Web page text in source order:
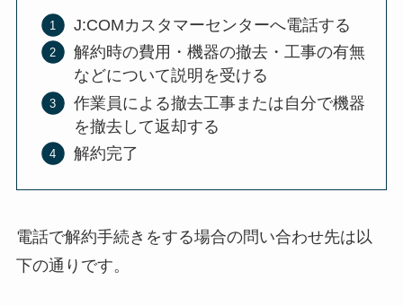
J:COMカスタマーセンターへ電話する
解約時の費用・機器の撤去・工事の有無
などについて説明を受ける
作業員による撤去工事または自分で機器
を撤去して返却する
解約完了
電話で解約手続きをする場合の問い合わせ先は以
下の通りです。